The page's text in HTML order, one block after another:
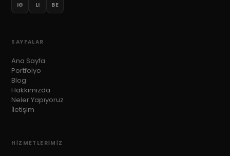
IG LI BE
SAYFALAR
Ana Sayfa
Portfolyo
Blog
Hakkımızda
Neler Yapıyoruz
İletişim
HIZMETLERIMIZ